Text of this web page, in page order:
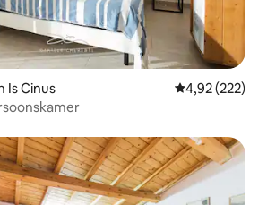
Is Cinus Gemiddelde
4,92 (222)